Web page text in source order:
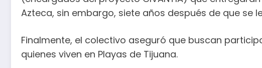
Azteca, sin embargo, siete años después de que
Finalmente, el colectivo aseguró que buscan
quienes viven en Playas de Tijuana.